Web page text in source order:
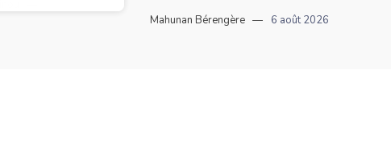
Mahunan Bérengère 6 août 2026